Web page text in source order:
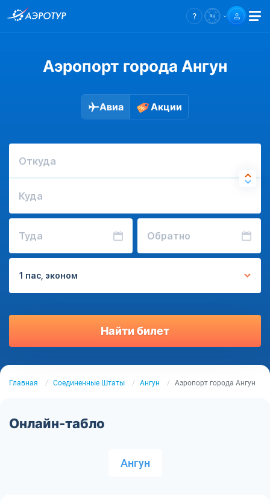
Аэропорт города Ангун
Авиа Акции
Откуда
Куда
Туда Обратно
1 пас, эконом
Найти билет
Главная Соединенные Штаты Ангун Аэропорт города Ангун
Онлайн-табло
Ангун